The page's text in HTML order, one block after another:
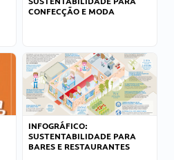
CONFECÇÃO E MODA
INFOGRÁFICO:
SUSTENTABILIDADE PARA
BARES E RESTAURANTES